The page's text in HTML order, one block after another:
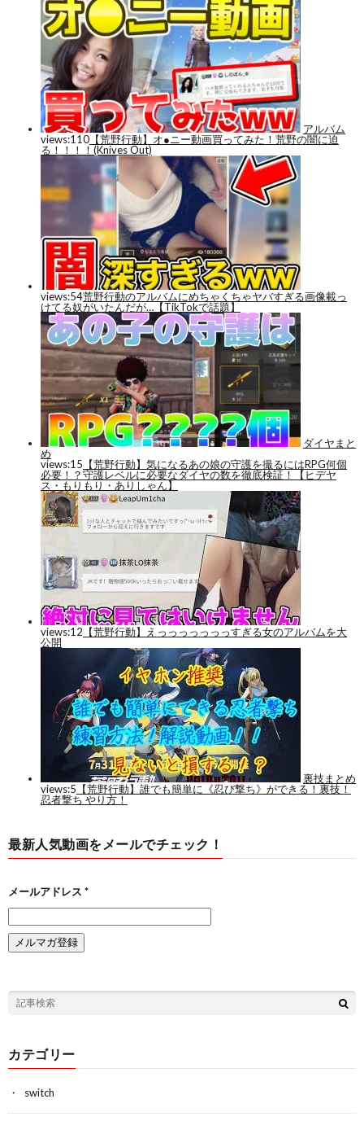
最新人気動画をメールでチェック！
メールアドレス *
カテゴリー
switch